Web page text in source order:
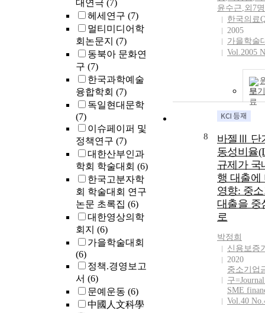
대연극 (7)
헤세연구 (7)
멀티미디어학
회논문지 (7)
동북아 문화연
구 (7)
한국과학예술
융합학회 (7)
독일현대문학
(7)
이슈페이퍼 및
정책연구 (7)
대한산부인과
학회 학술대회 (6)
한국고분자학
회 학술대회 연구
논문 초록집 (6)
대한영상의학
회지 (6)
가을학술대회
(6)
정책.경영보고
서 (6)
문예운동 (6)
中國人文科學
윤수근,외7명
한국의료
2005
가을학술
Vol.2005
보기
8
바젤Ⅲ 단
동성비율
규제가 국
행 대출에
영향: 중
대출을 중
로
박정희
신용보증
2020
중소기업
구
SME
Vol.40